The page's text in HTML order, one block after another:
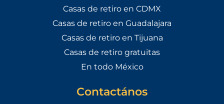
Casas de retiro en CDMX
Casas de retiro en Guadalajara
Casas de retiro en Tijuana
Casas de retiro gratuitas
En todo México
Contactános